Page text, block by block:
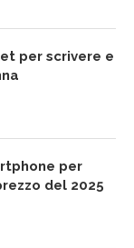
per scrivere e
per
del 2025